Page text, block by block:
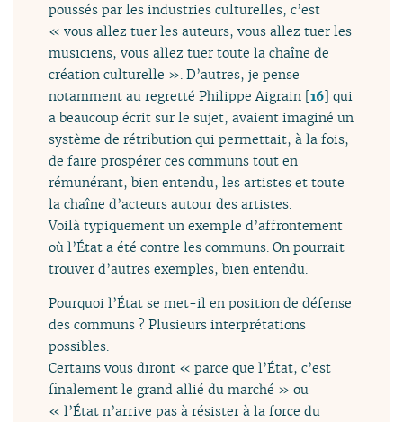
poussés par les industries culturelles, c’est
« vous allez tuer les auteurs, vous allez tuer les
musiciens, vous allez tuer toute la chaîne de
création culturelle ». D’autres, je pense
notamment au regretté Philippe Aigrain [16] qui
a beaucoup écrit sur le sujet, avaient imaginé un
système de rétribution qui permettait, à la fois,
de faire prospérer ces communs tout en
rémunérant, bien entendu, les artistes et toute
la chaîne d’acteurs autour des artistes.
Voilà typiquement un exemple d’affrontement
où l’État a été contre les communs. On pourrait
trouver d’autres exemples, bien entendu.
Pourquoi l’État se met-il en position de défense
des communs ? Plusieurs interprétations
possibles.
Certains vous diront « parce que l’État, c’est
finalement le grand allié du marché » ou
« l’État n’arrive pas à résister à la force du